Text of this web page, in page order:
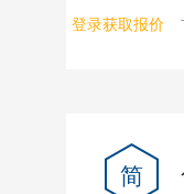
登录获取报价
简